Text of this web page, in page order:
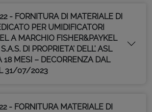
- FORNITURA DI MATERIALE DI
PER UMIDIFICATORI
A MARCHIO FISHER&PAYKEL
DI PROPRIETA’ DELL’ ASL
18 MESI – DECORRENZA DAL
31/07/2023
- FORNITURA MATERIALE DI